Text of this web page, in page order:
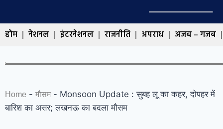
होम नेशनल इंटरनेशनल राजनीति अपराध अजब – गजब
Home - मौसम- Monsoon Update : सुबह लू का कहर, दोपहर में
बारिश का असर; लखनऊ का बदला मौसम